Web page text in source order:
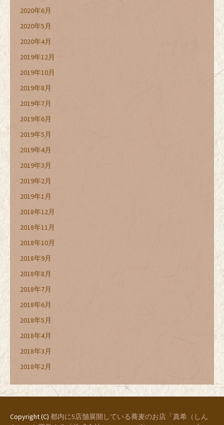
2020年6月
2020年5月
2020年4月
2019年12月
2019年10月
2019年8月
2019年7月
2019年6月
2019年5月
2019年4月
2019年3月
2019年2月
2019年1月
2018年12月
2018年11月
2018年10月
2018年9月
2018年8月
2018年7月
2018年6月
2018年5月
2018年4月
2018年3月
2018年2月
Copyright (C) 都内に5店舗展開している蕎麦のお店「真希（しん